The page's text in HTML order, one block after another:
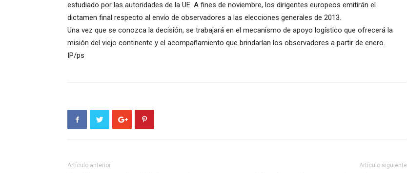
estudiado por las autoridades de la UE. A fines de noviembre, los dirigentes europeos emitirán el
dictamen final respecto al envío de observadores a las elecciones generales de 2013.
Una vez que se conozca la decisión, se trabajará en el mecanismo de apoyo logístico que ofrecerá la
misión del viejo continente y el acompañamiento que brindarían los observadores a partir de enero.
IP/ps
Artículo anterior Artículo siguiente